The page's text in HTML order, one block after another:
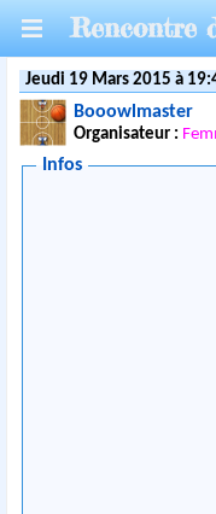
Rencontre
Jeudi 19 Mars 2015 à
Booowlmaster
Organisateur :
Infos